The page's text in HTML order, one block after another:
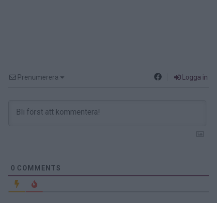
Prenumerera Logga in
0 COMMENTS